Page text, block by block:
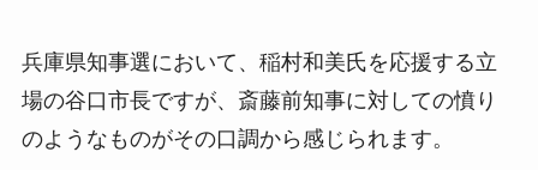
兵庫県知事選において、稲村和美氏を応援する立
場の谷口市長ですが、斎藤前知事に対しての憤り
のようなものがその口調から感じられます。